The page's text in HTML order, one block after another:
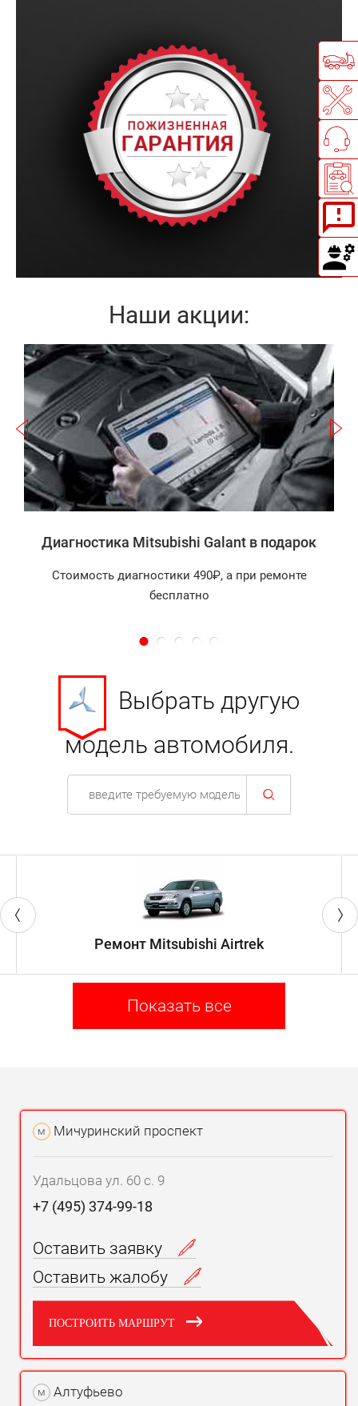
Наши акции:
Записаться
Диагностика Mitsubishi Galant в подарок
Стоимость диагностики 490₽, а при ремонте
бесплатно
Выбрать другую
модель автомобиля.
Ремонт Mitsubishi Airtrek
Показать все
м Мичуринский проспект
Удальцова ул. 60 с. 9
+7 (495) 374-99-18
Оставить заявку
Оставить жалобу
ПОСТРОИТЬ МАРШРУТ
м Алтуфьево